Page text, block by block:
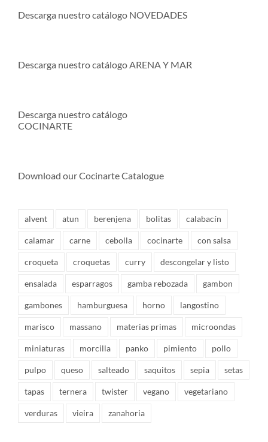
Descarga nuestro catálogo NOVEDADES
Descarga nuestro catálogo ARENA Y MAR
Descarga nuestro catálogo
COCINARTE
Download our Cocinarte Catalogue
alvent atun berenjena bolitas calabacín
calamar carne cebolla cocinarte con salsa
croqueta croquetas curry descongelar y listo
ensalada esparragos gamba rebozada gambon
gambones hamburguesa horno langostino
marisco massano materias primas microondas
miniaturas morcilla panko pimiento pollo
pulpo queso salteado saquitos sepia setas
tapas ternera twister vegano vegetariano
verduras vieira zanahoria